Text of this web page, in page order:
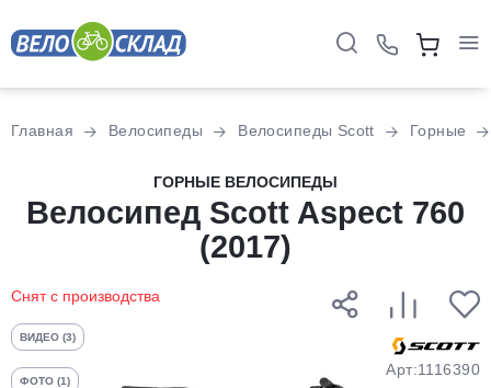
Главная Велосипеды Велосипеды Scott Горные
ГОРНЫЕ ВЕЛОСИПЕДЫ
Велосипед Scott Aspect 760
(2017)
Снят с производства
ВИДЕО (3)
ФОТО (1)
Арт:1116390
Разбейте
оплатуна части
без переплат
График платежей